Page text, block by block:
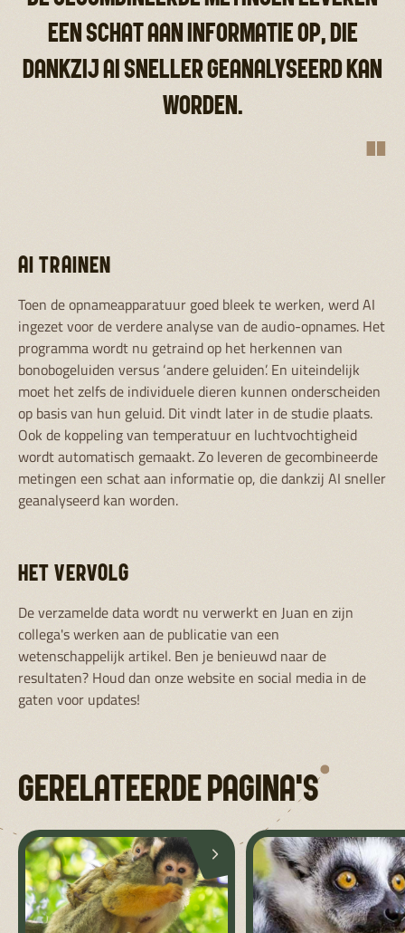
EEN SCHAT AAN INFORMATIE OP, DIE
DANKZIJ AI SNELLER GEANALYSEERD KAN
WORDEN.
"
AI TRAINEN
Toen de opnameapparatuur goed bleek te werken, werd AI
ingezet voor de verdere analyse van de audio-opnames. Het
programma wordt nu getraind op het herkennen van
bonobogeluiden versus ‘andere geluiden’. En uiteindelijk
moet het zelfs de individuele dieren kunnen onderscheiden
op basis van hun geluid. Dit vindt later in de studie plaats.
Ook de koppeling van temperatuur en luchtvochtigheid
wordt automatisch gemaakt. Zo leveren de gecombineerde
metingen een schat aan informatie op, die dankzij AI sneller
geanalyseerd kan worden.
HET VERVOLG
De verzamelde data wordt nu verwerkt en Juan en zijn
collega's werken aan de publicatie van een
wetenschappelijk artikel. Ben je benieuwd naar de
resultaten? Houd dan onze website en social media in de
gaten voor updates!
GERELATEERDE PAGINA'S